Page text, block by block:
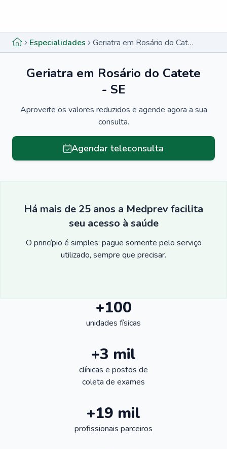
Especialidades Geriatra em Rosário do Catete - SE
Geriatra em Rosário do Catete
- SE
Aproveite os valores reduzidos e agende agora a sua
consulta.
Agendar teleconsulta
Há mais de 25 anos a Medprev facilita
seu acesso à saúde
O princípio é simples: pague somente pelo serviço
utilizado, sempre que precisar.
+100
unidades físicas
+3 mil
clínicas e postos de
coleta de exames
+19 mil
profissionais parceiros